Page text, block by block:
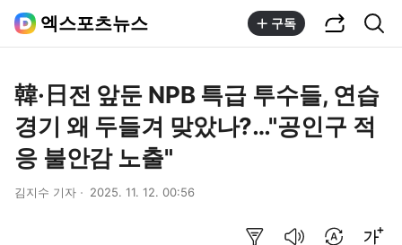
엑스포츠뉴스 구독
韓·日전 앞둔 NPB 특급 투수들, 연습
경기 왜 두들겨 맞았나?…"공인구 적
응 불안감 노출"
김지수 기자 2025. 11. 12. 00:56